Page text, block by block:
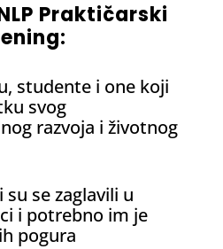
Praktičarski
studente i one koji
svog
razvoja i životnog
su se zaglavili u
i potrebno im je
pogura